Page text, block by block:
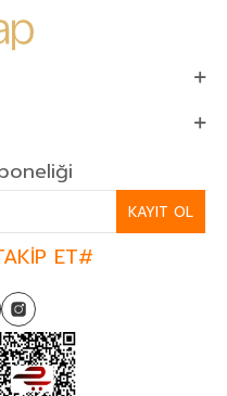
KAYIT OL
ET#